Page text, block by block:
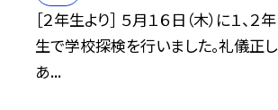
［２年生より］ ５月１６日（木）に１、２年
生で学校探検を行いました。礼儀正し
あ...